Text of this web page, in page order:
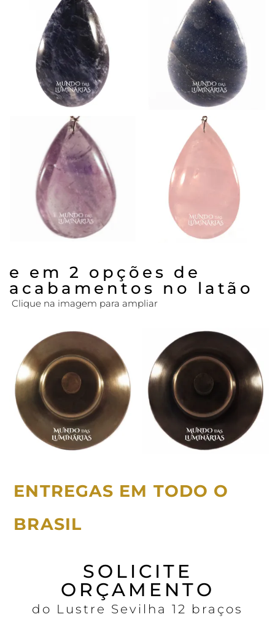
e em 2 opções de
acabamentos no latão
Clique na imagem para ampliar
ENTREGAS EM TODO O
BRASIL
SOLICITE
ORÇAMENTO
do Lustre Sevilha 12 braços